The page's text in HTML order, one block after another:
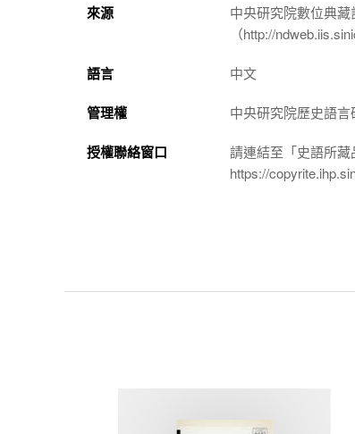
來源
中央研究院數位典
（http://
語言 中文
管理權 中央研究院歷史語言
授權聯絡窗口
請連結至「史語所藏
https://